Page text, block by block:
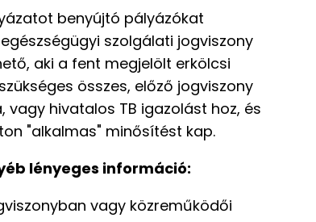
benyújtó pályázókat
szolgálati jogviszony
aki a fent megjelölt erkölcsi
összes, előző jogviszony
hivatalos TB igazolást hoz, és
"alkalmas" minősítést kap.
lényeges információ:
vagy közreműködői